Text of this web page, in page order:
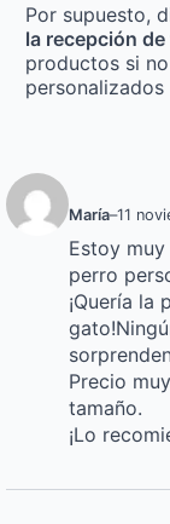
Por supuesto,
la recepción
productos si
María–11
Estoy
perro
¡Quería la
gato!
Precio
tamaño.
¡Lo